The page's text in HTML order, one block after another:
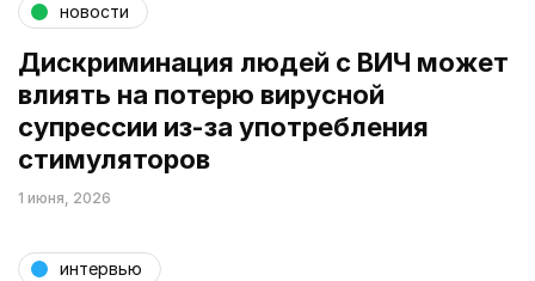
новости
Дискриминация людей с ВИЧ может
влиять на потерю вирусной
супрессии из-за употребления
стимуляторов
1 июня, 2026
интервью